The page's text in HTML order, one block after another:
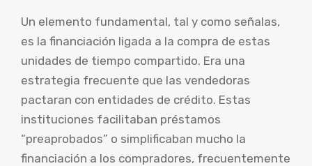
Un elemento fundamental, tal y como señalas,
es la financiación ligada a la compra de estas
unidades de tiempo compartido. Era una
estrategia frecuente que las vendedoras
pactaran con entidades de crédito. Estas
instituciones facilitaban préstamos
“preaprobados” o simplificaban mucho la
financiación a los compradores, frecuentemente